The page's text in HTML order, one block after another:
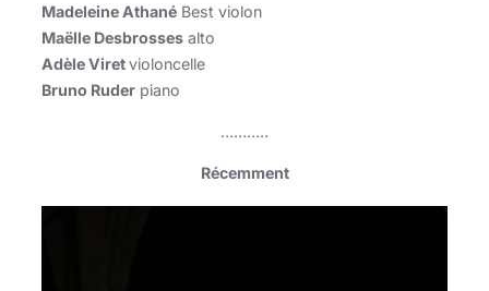
Madeleine Athané Best violon
Maëlle Desbrosses alto
Adèle Viretvioloncelle
Bruno Ruder piano
………..
Récemment